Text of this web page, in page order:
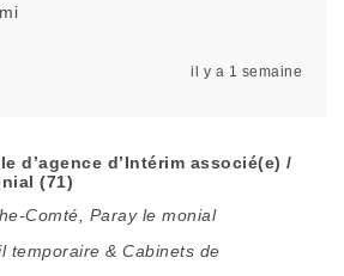
il y a 1 semaine
d’agence d’Intérim associé(e) /
(71)
Comté
Paray le monial
temporaire & Cabinets de